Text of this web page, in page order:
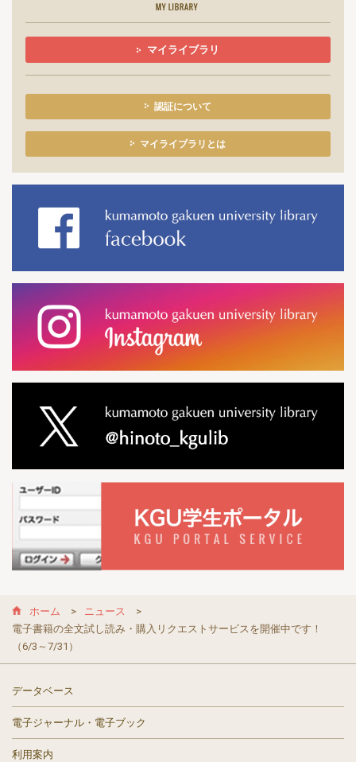
マイライブラリ
認証について
マイライブラリとは
ホーム
ニュース
電子書籍の全文試し読み・購入リクエストサービスを開催中です！
（6/3～7/31）
データベース
電子ジャーナル・電子ブック
利用案内